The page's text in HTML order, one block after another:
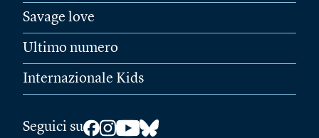
Savage love
Ultimo numero
Internazionale Kids
Seguici su